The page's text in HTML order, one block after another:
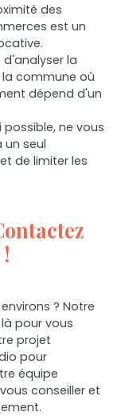
des
est un
d'analyser la
commune où
dépend d'un
possible, ne vous
un seul
de limiter les
? Notre
pour vous
projet
pour
équipe
conseiller et